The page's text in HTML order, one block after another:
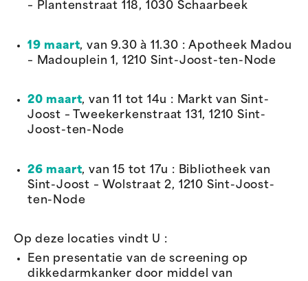
– Plantenstraat 118, 1030 Schaarbeek
19 maart, van 9.30 à 11.30 : Apotheek Madou
– Madouplein 1, 1210 Sint-Joost-ten-Node
20 maart, van 11 tot 14u : Markt van Sint-
Joost – Tweekerkenstraat 131, 1210 Sint-
Joost-ten-Node
26 maart, van 15 tot 17u : Bibliotheek van
Sint-Joost – Wolstraat 2, 1210 Sint-Joost-
ten-Node
Op deze locaties vindt U :
Een presentatie van de screening op
dikkedarmkanker door middel van